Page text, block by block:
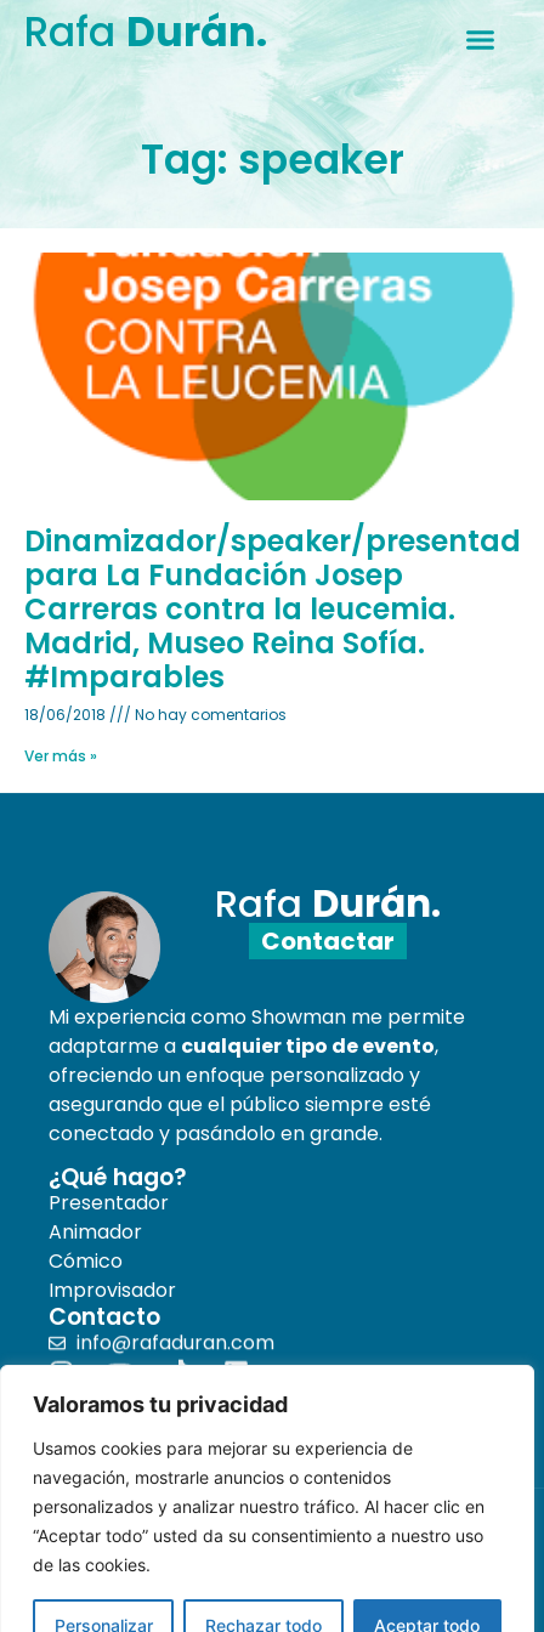
Valoramos tu privacidad
Usamos cookies para mejorar su experiencia de
navegación, mostrarle anuncios o contenidos
personalizados y analizar nuestro tráfico. Al hacer clic en
“Aceptar todo” usted da su consentimiento a nuestro uso
de las cookies.
Personalizar Rechazar todo Aceptar todo
RafaDurán.
Tag: speaker
Dinamizador/speaker/
para La Fundación Josep
Carreras contra la leucemia.
Madrid, Museo Reina Sofía.
#Imparables
18/06/2018
No hay comentarios
Ver más »
Rafa Durán.
Contactar
Mi experiencia como Showman me permite
adaptarme a cualquier tipo de evento,
ofreciendo un enfoque personalizado y
asegurando que el público siempre esté
conectado y pasándolo en grande.
¿Qué hago?
Presentador
Animador
Cómico
Improvisador
Contacto
info@rafaduran.com
Aviso legal
Política de cookies
Rafa Durán 2025. Todos los